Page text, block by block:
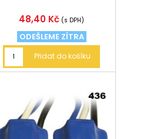
Cena
48,40 Kč (s DPH)
ODEŠLEME ZÍTRA
Přidat do košíku